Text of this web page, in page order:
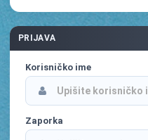
PRIJAVA
Korisničko ime
Zaporka